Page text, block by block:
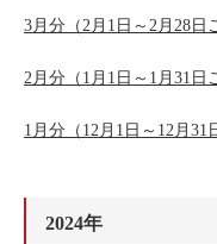
3月分（2月1日～2月28日
2月分（1月1日～1月31日
1月分（12月1日～12月31
2024年